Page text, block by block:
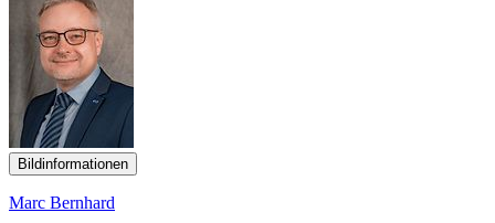
Bildinformationen
Marc Bernhard